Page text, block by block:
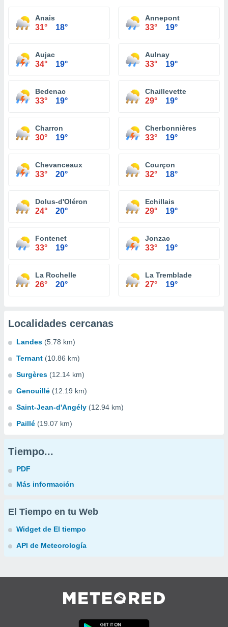
Anais
31° 18°
Annepont
33° 19°
Aujac
34° 19°
Aulnay
33° 19°
Bedenac
33° 19°
Chaillevette
29° 19°
Charron
30° 19°
Cherbonnières
33° 19°
Chevanceaux
33° 20°
Courçon
32° 18°
Dolus-d'Oléron
24° 20°
Echillais
29° 19°
Fontenet
33° 19°
Jonzac
33° 19°
La Rochelle
26° 20°
La Tremblade
27° 19°
Localidades cercanas
Landes (5.78 km)
Ternant (10.86 km)
Surgères (12.14 km)
Genouillé (12.19 km)
Saint-Jean-d'Angély (12.94 km)
Paillé (19.07 km)
Tiempo...
PDF
Más información
El Tiempo en tu Web
Widget de El tiempo
API de Meteorología